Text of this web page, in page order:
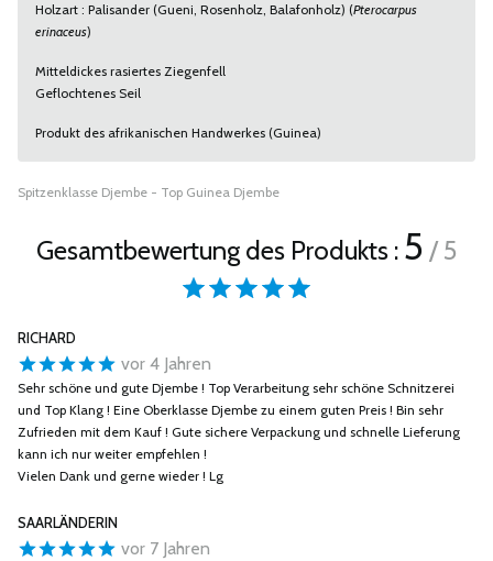
Holzart : Palisander (Gueni, Rosenholz, Balafonholz) (Pterocarpus
erinaceus)
Mitteldickes rasiertes Ziegenfell
Geflochtenes Seil
Produkt des afrikanischen Handwerkes (Guinea)
Spitzenklasse Djembe - Top Guinea Djembe
Gesamtbewertung des Produkts : 5 / 5
RICHARD
vor 4 Jahren
Sehr schöne und gute Djembe ! Top Verarbeitung sehr schöne Schnitzerei
und Top Klang ! Eine Oberklasse Djembe zu einem guten Preis ! Bin sehr
Zufrieden mit dem Kauf ! Gute sichere Verpackung und schnelle Lieferung
kann ich nur weiter empfehlen !
Vielen Dank und gerne wieder ! Lg
SAARLÄNDERIN
vor 7 Jahren